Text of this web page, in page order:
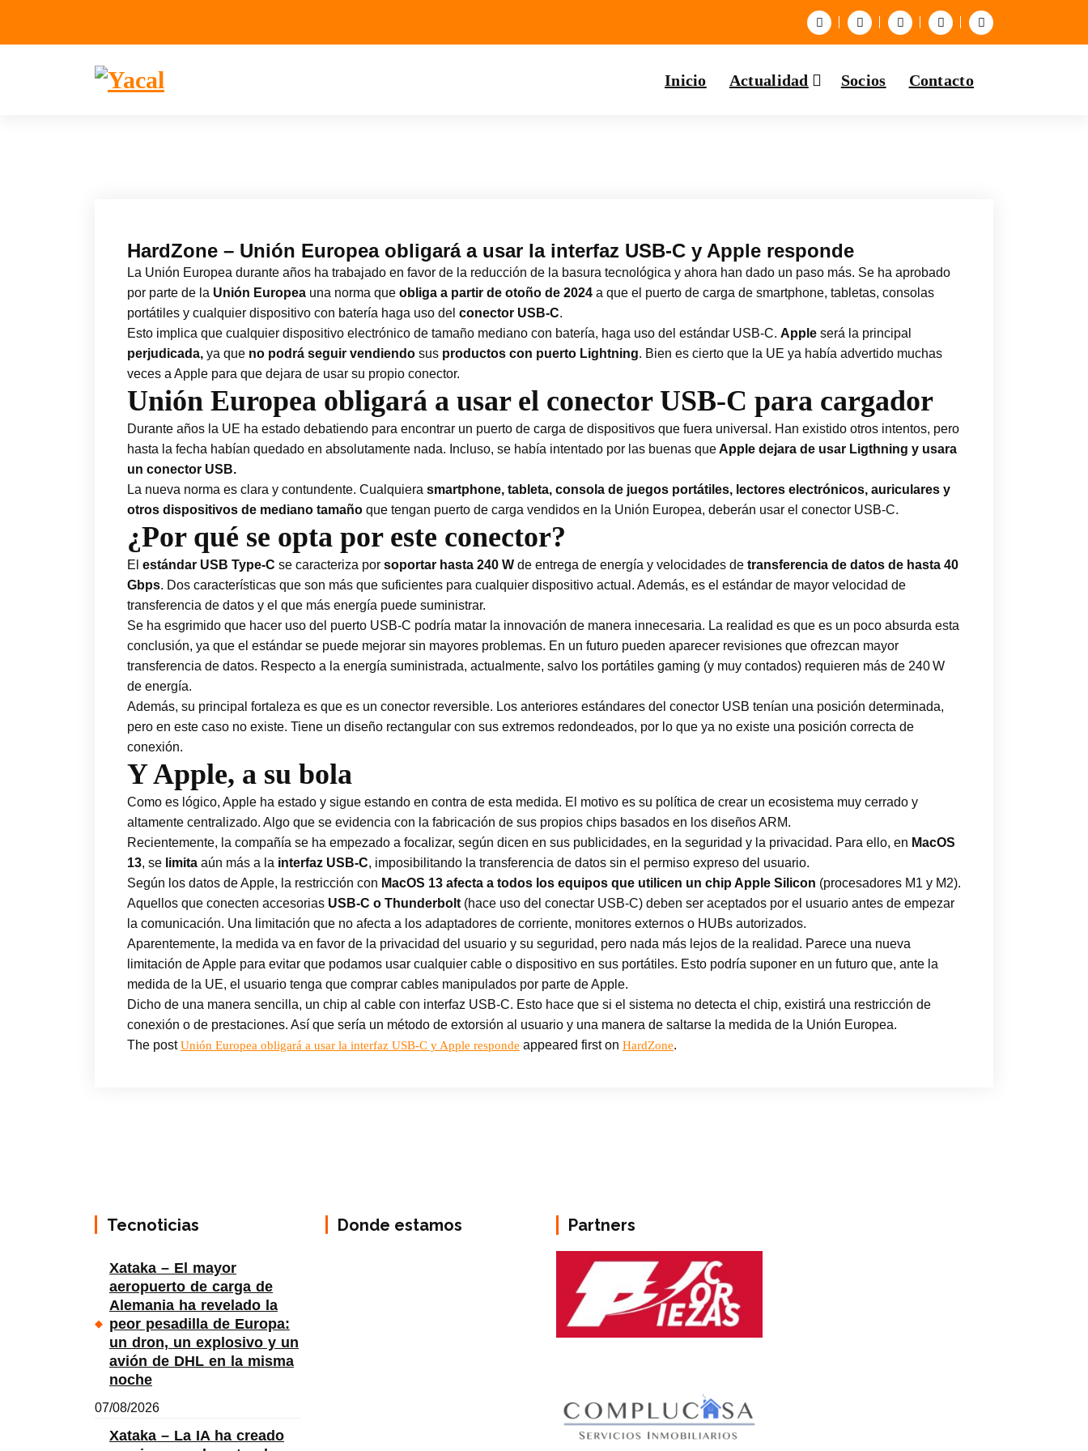
Inicio Actualidad Socios Contacto
HardZone – Unión Europea obligará a usar la interfaz USB-C y Apple responde
La Unión Europea durante años ha trabajado en favor de la reducción de la basura tecnológica y ahora han dado un paso más. Se ha aprobado
por parte de la Unión Europea una norma que obliga a partir de otoño de 2024 a que el puerto de carga de smartphone, tabletas, consolas
portátiles y cualquier dispositivo con batería haga uso del conector USB-C.
Esto implica que cualquier dispositivo electrónico de tamaño mediano con batería, haga uso del estándar USB-C. Apple será la principal
perjudicada, ya que no podrá seguir vendiendo sus productos con puerto Lightning. Bien es cierto que la UE ya había advertido muchas
veces a Apple para que dejara de usar su propio conector.
Unión Europea obligará a usar el conector USB-C para cargador
Durante años la UE ha estado debatiendo para encontrar un puerto de carga de dispositivos que fuera universal. Han existido otros intentos, pero
hasta la fecha habían quedado en absolutamente nada. Incluso, se había intentado por las buenas queApple dejara de usar Ligthning y usara
un conector USB.
La nueva norma es clara y contundente. Cualquiera smartphone, tableta, consola de juegos portátiles, lectores electrónicos, auriculares y
otros dispositivos de mediano tamaño que tengan puerto de carga vendidos en la Unión Europea, deberán usar el conector USB-C.
¿Por qué se opta por este conector?
El estándar USB Type-C se caracteriza por soportar hasta 240 W de entrega de energía y velocidades de transferencia de datos de hasta 40
Gbps. Dos características que son más que suficientes para cualquier dispositivo actual. Además, es el estándar de mayor velocidad de
transferencia de datos y el que más energía puede suministrar.
Se ha esgrimido que hacer uso del puerto USB-C podría matar la innovación de manera innecesaria. La realidad es que es un poco absurda esta
conclusión, ya que el estándar se puede mejorar sin mayores problemas. En un futuro pueden aparecer revisiones que ofrezcan mayor
transferencia de datos. Respecto a la energía suministrada, actualmente, salvo los portátiles gaming (y muy contados) requieren más de 240 W
de energía.
Además, su principal fortaleza es que es un conector reversible. Los anteriores estándares del conector USB tenían una posición determinada,
pero en este caso no existe. Tiene un diseño rectangular con sus extremos redondeados, por lo que ya no existe una posición correcta de
conexión.
Y Apple, a su bola
Como es lógico, Apple ha estado y sigue estando en contra de esta medida. El motivo es su política de crear un ecosistema muy cerrado y
altamente centralizado. Algo que se evidencia con la fabricación de sus propios chips basados en los diseños ARM.
Recientemente, la compañía se ha empezado a focalizar, según dicen en sus publicidades, en la seguridad y la privacidad. Para ello, en MacOS
13, se limita aún más a la interfaz USB-C, imposibilitando la transferencia de datos sin el permiso expreso del usuario.
Según los datos de Apple, la restricción con MacOS 13 afecta a todos los equipos que utilicen un chip Apple Silicon (procesadores M1 y M2).
Aquellos que conecten accesorias USB-C o Thunderbolt (hace uso del conectar USB-C) deben ser aceptados por el usuario antes de empezar
la comunicación. Una limitación que no afecta a los adaptadores de corriente, monitores externos o HUBs autorizados.
Aparentemente, la medida va en favor de la privacidad del usuario y su seguridad, pero nada más lejos de la realidad. Parece una nueva
limitación de Apple para evitar que podamos usar cualquier cable o dispositivo en sus portátiles. Esto podría suponer en un futuro que, ante la
medida de la UE, el usuario tenga que comprar cables manipulados por parte de Apple.
Dicho de una manera sencilla, un chip al cable con interfaz USB-C. Esto hace que si el sistema no detecta el chip, existirá una restricción de
conexión o de prestaciones. Así que sería un método de extorsión al usuario y una manera de saltarse la medida de la Unión Europea.
The postUnión Europea obligará a usar la interfaz USB-C y Apple responde appeared first on HardZone.
Tecnoticias
Xataka – El mayor
aeropuerto de carga de
Alemania ha revelado la
peor pesadilla de Europa:
un dron, un explosivo y un
avión de DHL en la misma
noche
07/08/2026
Xataka – La IA ha creado
Donde estamos Partners